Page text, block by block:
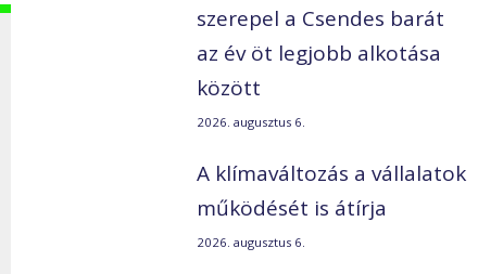
szerepel a Csendes barát
az év öt legjobb alkotása
között
2026. augusztus 6.
A klímaváltozás a vállalatok
működését is átírja
2026. augusztus 6.